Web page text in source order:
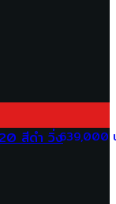
639,000
สีดำ วิ่ง